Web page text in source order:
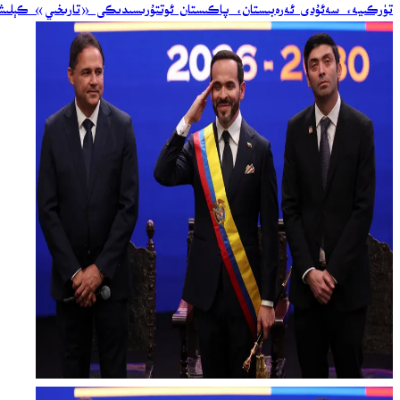
تۈركىيە، سەئۇدى ئەرەبىستان، پاكىستان ئوتتۇرىسىدىكى «تارىخىي»